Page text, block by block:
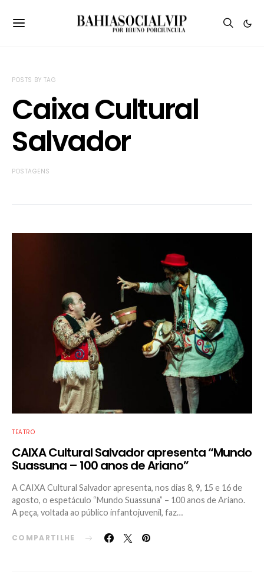
POSTS BY TAG
Caixa Cultural
Salvador
POSTAGENS
TEATRO
CAIXA Cultural Salvador apresenta “Mundo
Suassuna – 100 anos de Ariano”
A CAIXA Cultural Salvador apresenta, nos dias 8, 9, 15 e 16 de
agosto, o espetáculo “Mundo Suassuna” – 100 anos de Ariano.
A peça, voltada ao público infantojuvenil, faz…
COMPARTILHE